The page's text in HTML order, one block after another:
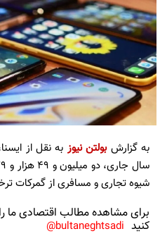
به گزارش بولتن نیوز به نقل از
شیوه تجاری و مسافری از گمرکات
برای مشاهده مطالب اقتصادی ما
کنید bultaneghtsadi@